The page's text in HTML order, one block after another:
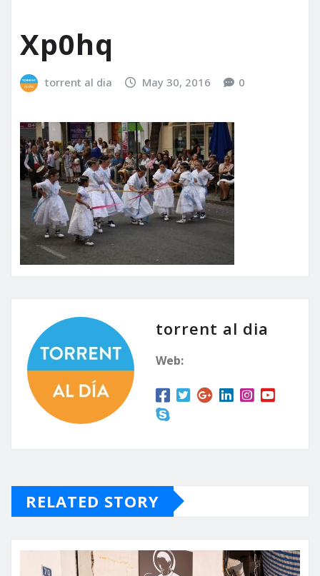
Xp0hq
torrent al dia May 30, 2016 0
torrent al dia
Web:
RELATED STORY